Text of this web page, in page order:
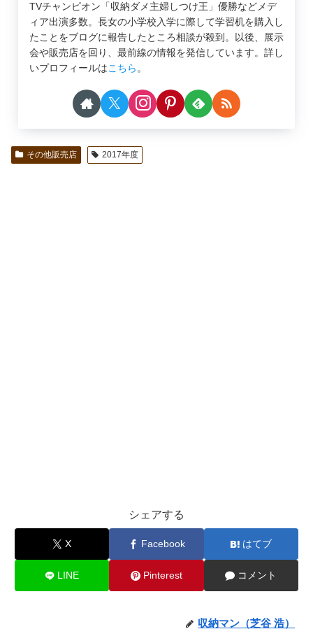
TVチャンピオン「収納ダメ主婦しつけ王」優勝などメデ
ィア出演多数。長女の小学校入学に際して学習机を購入し
たことをブログに報告したところ相談が殺到。以後、展示
会や販売店を回り、最前線の情報を発信しています。詳し
いプロフィールはこちら 。
その他販売店 2017年度
シェアする
X Facebook はてブ
LINE Pinterest コメント
収納マン（芝谷 浩）